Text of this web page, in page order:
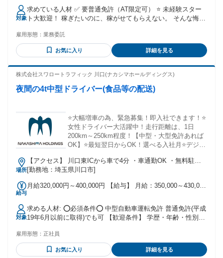
ば、2万円。 150個運べば、3万円◎ 運んだ数が、そのまま収
入です✨ 【週払いについて】 週払い可（規定あり） 給料日ま
で待たなくて大丈夫です！
対象
求めている人材 ✅ 要普通免許（AT限定可） ⭐ 未経験スター
ト大歓迎！ 稼ぎたいのに、稼がせてもらえない。 そんな悔し
たです◎ 運んだ数が、そのまま収入になります！ 特別なスキ
ルはいりません。 1日130〜150個の荷物を、 考えた順番で届
けていくだけ♪ 段取りを組むのが好きな方は、 だんだん楽し
・伝票整理 ・配達先確認作業 ・自動車のトラブル対応点検
╰━━━━━ｖ━━━━━╯ ・蕨駅 ・西川口駅 ・川口駅 ・
躍中！
雇用形態： 業務委託
お気に入り 詳細を見る
株式会社スワロートラフィック 川口(ナカシマホールディングス)
夜間の4t中型ドライバー(食品等の配送)
⭐️大幅増車の為、緊急募集！即入社できます！⭐️
女性ドライバー大活躍中！走行距離は、1日
200km～250km程度！【中型・大型免許あれば
OK】⭐️最短翌日からOK！選べる入社月⭐️デジタ
場所
【アクセス】 川口東ICから車で4分 ・車通勤OK ・無料駐車
場完備
[勤務地：埼玉県川口市]
給与
月給320,000円～400,000円 【給与】 月給：350,000～430,000
━━━━━━━━━━━━━━━
対象
求める人材: ⭕必須条件⭕ 中型自動車運転免許 普通免許(平成
19年6月以前に取得)でも可 【歓迎条件】 学歴・年齢・性別不
代〜70代まで幅広く活躍中です 運転歴の長いベテランドライ
バー活躍中 現在フリーターの方も歓迎 Uターン・Iターンも歓
迎 40代、50代、60代も活躍中 〜業界経験者も歓迎〜 トラッ
雇用形態： 正社員
お気に入り 詳細を見る